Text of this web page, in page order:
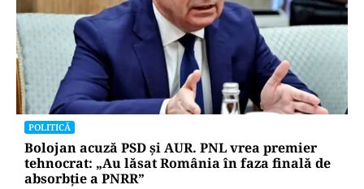
POLITICĂ
Bolojan acuză PSD și AUR. PNL vrea premier
tehnocrat: „Au lăsat România în faza finală de
absorbţie a PNRR”